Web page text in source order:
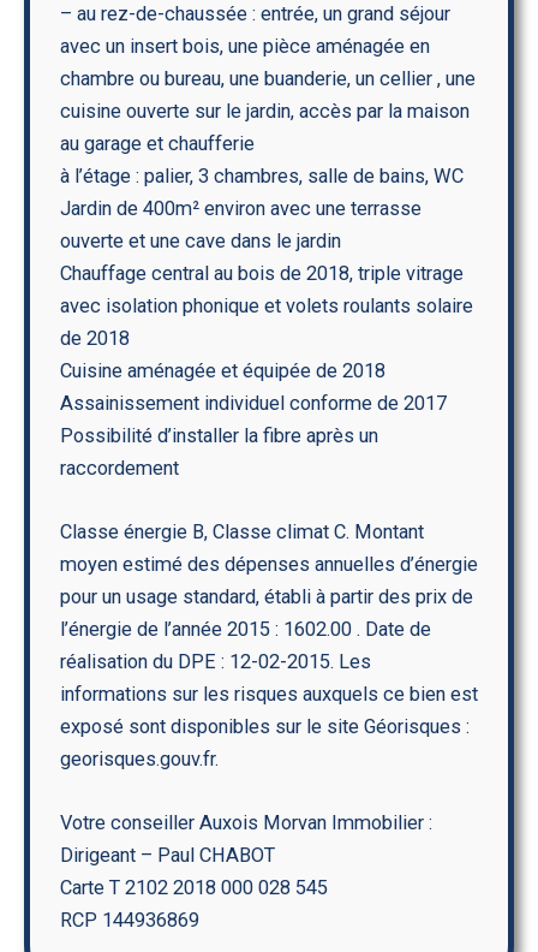
– au rez-de-chaussée : entrée, un grand séjour
avec un insert bois, une pièce aménagée en
chambre ou bureau, une buanderie, un cellier , une
cuisine ouverte sur le jardin, accès par la maison
au garage et chaufferie
à l’étage : palier, 3 chambres, salle de bains, WC
Jardin de 400m² environ avec une terrasse
ouverte et une cave dans le jardin
Chauffage central au bois de 2018, triple vitrage
avec isolation phonique et volets roulants solaire
de 2018
Cuisine aménagée et équipée de 2018
Assainissement individuel conforme de 2017
Possibilité d’installer la fibre après un
raccordement
Classe énergie B, Classe climat C. Montant
moyen estimé des dépenses annuelles d’énergie
pour un usage standard, établi à partir des prix de
l’énergie de l’année 2015 : 1602.00 . Date de
réalisation du DPE : 12-02-2015. Les
informations sur les risques auxquels ce bien est
exposé sont disponibles sur le site Géorisques :
georisques.gouv.fr.
Votre conseiller Auxois Morvan Immobilier :
Dirigeant – Paul CHABOT
Carte T 2102 2018 000 028 545
RCP 144936869